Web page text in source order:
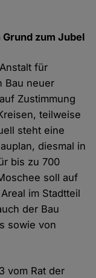
zum Jubel
für
Bau neuer
Zustimmung
teilweise
steht eine
diesmal in
bis zu 700
soll auf
im Stadtteil
der Bau
sowie von
vom Rat der